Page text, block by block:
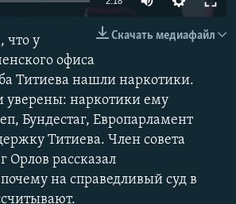
РАССЫЛКУ
РС
Скачать медиафайл
что у
офиса
Титиева нашли наркотики.
наркотики ему
Бундестаг, Европарламент
Титиева. Член совета
Орлов рассказал
на справедливый суд в